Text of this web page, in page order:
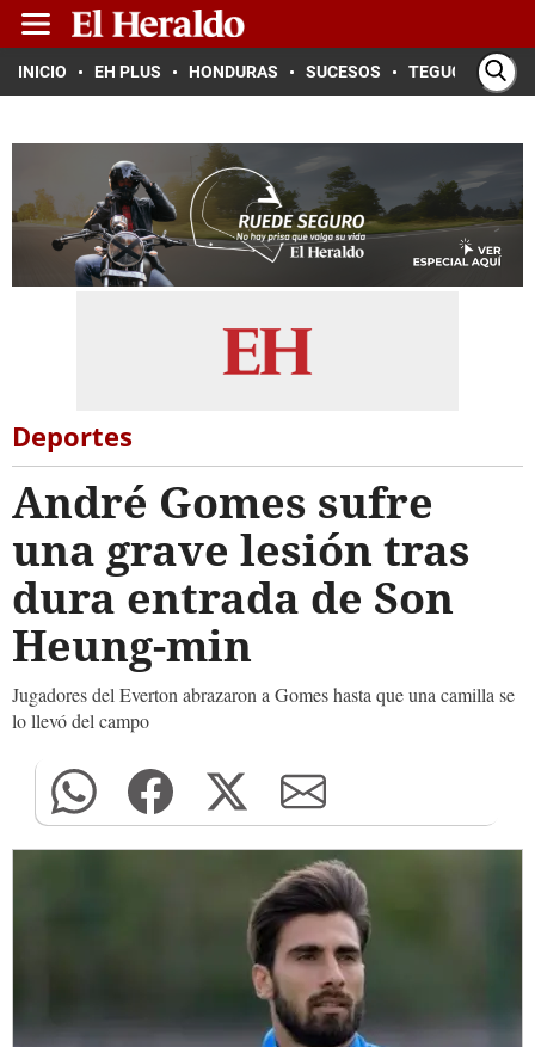
INICIO EH PLUS HONDURAS SUCESOS TEGUCIGALPA
Deportes
André Gomes sufre
una grave lesión tras
dura entrada de Son
Heung-min
Jugadores del Everton abrazaron a Gomes hasta que una camilla se
lo llevó del campo